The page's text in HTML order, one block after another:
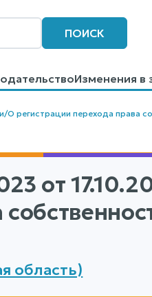
ПОИСК
Изменения в
/О регистрации перехода права
от
область)